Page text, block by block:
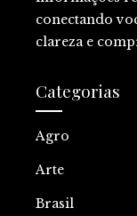
conectando
clareza e
Categorias
Agro
Arte
Brasil